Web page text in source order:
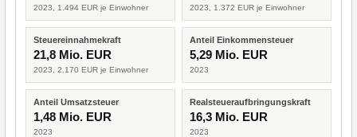
2023, 1.494 EUR je Einwohner 2023, 1.372 EUR je Einwohner
Steuereinnahmekraft
21,8 Mio. EUR
2023, 2.170 EUR je Einwohner
Anteil Einkommensteuer
5,29 Mio. EUR
2023
Anteil Umsatzsteuer
1,48 Mio. EUR
2023
Realsteueraufbringungskraft
16,3 Mio. EUR
2023